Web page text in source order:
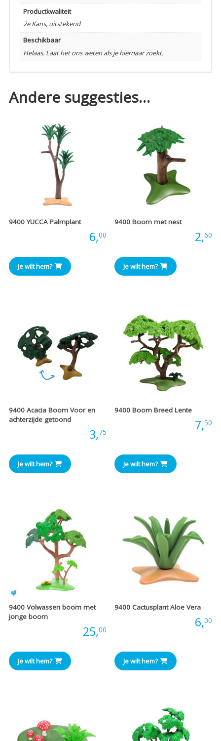
Productkwaliteit
2e Kans, uitstekend
Beschikbaar
Helaas. Laat het ons weten als je hiernaar zoekt.
Andere suggesties…
9400 YUCCA Palmplant
6,00
Je wilt hem?
9400 Boom met nest
2,60
Je wilt hem?
9400 Acacia Boom Voor en
achterzijde getoond
3,75
Je wilt hem?
9400 Boom Breed Lente
7,50
Je wilt hem?
9400 Volwassen boom met
jonge boom
25,00
Je wilt hem?
9400 Cactusplant Aloe Vera
6,00
Je wilt hem?